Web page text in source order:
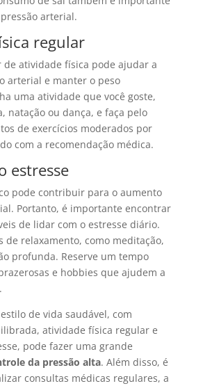
arterial.
regular
atividade física pode ajudar a
arterial e manter o peso
uma atividade que você goste,
natação ou dança, e faça pelo
de exercícios moderados por
com a recomendação médica.
estresse
pode contribuir para o aumento
Portanto, é importante encontrar
de lidar com o estresse diário.
de relaxamento, como meditação,
profunda. Reserve um tempo
e hobbies que ajudem a
de vida saudável, com
atividade física regular e
pode fazer uma grande
da pressão alta. Além disso, é
consultas médicas regulares, a